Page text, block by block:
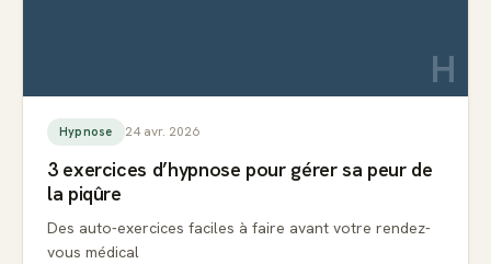
H
Hypnose 24 avr. 2026
3 exercices d’hypnose pour gérer sa peur de
la piqûre
Des auto-exercices faciles à faire avant votre rendez-
vous médical